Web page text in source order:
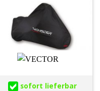
sofort lieferbar